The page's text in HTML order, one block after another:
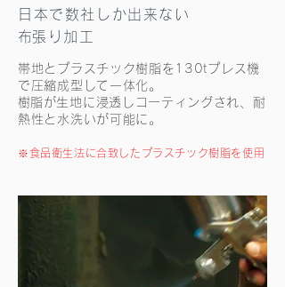
日本で数社しか出来ない
​布張り加工
帯地とプラスチック樹脂を130tプレス機
で圧縮成型して一体化。
​樹脂が生地に浸透しコーティングされ、耐
熱性と水洗いが可能に。
​※食品衛生法に合致したプラスチック樹脂を使用